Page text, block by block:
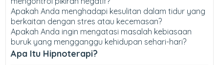
Apakah Anda menghadapi kesulitan dalam tidur yang
berkaitan dengan stres atau kecemasan?
Apakah Anda ingin mengatasi masalah kebiasaan
buruk yang mengganggu kehidupan sehari-hari?
Apa Itu Hipnoterapi?